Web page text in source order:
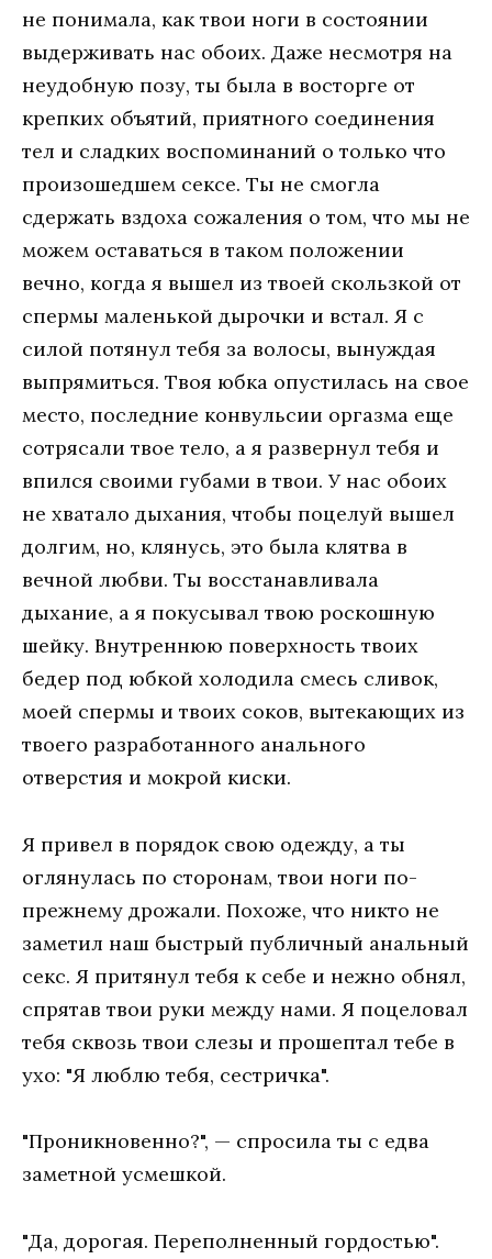
не понимала, как твои ноги в состоянии
выдерживать нас обоих. Даже несмотря на
неудобную позу, ты была в восторге от
крепких объятий, приятного соединения
тел и сладких воспоминаний о только что
произошедшем сексе. Ты не смогла
сдержать вздоха сожаления о том, что мы не
можем оставаться в таком положении
вечно, когда я вышел из твоей скользкой от
спермы маленькой дырочки и встал. Я с
силой потянул тебя за волосы, вынуждая
выпрямиться. Твоя юбка опустилась на свое
место, последние конвульсии оргазма еще
сотрясали твое тело, а я развернул тебя и
впился своими губами в твои. У нас обоих
не хватало дыхания, чтобы поцелуй вышел
долгим, но, клянусь, это была клятва в
вечной любви. Ты восстанавливала
дыхание, а я покусывал твою роскошную
шейку. Внутреннюю поверхность твоих
бедер под юбкой холодила смесь сливок,
моей спермы и твоих соков, вытекающих из
твоего разработанного анального
отверстия и мокрой киски.
Я привел в порядок свою одежду, а ты
оглянулась по сторонам, твои ноги по-
прежнему дрожали. Похоже, что никто не
заметил наш быстрый публичный анальный
секс. Я притянул тебя к себе и нежно обнял,
спрятав твои руки между нами. Я поцеловал
тебя сквозь твои слезы и прошептал тебе в
ухо: "Я люблю тебя, сестричка".
"Проникновенно?", — спросила ты с едва
заметной усмешкой.
"Да, дорогая. Переполненный гордостью".